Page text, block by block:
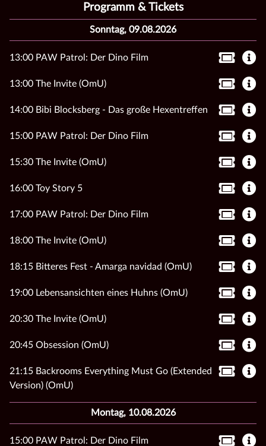
Programm & Tickets
Sonntag, 09.08.2026
13:00 PAW Patrol: Der Dino Film
13:00 The Invite (OmU)
14:00 Bibi Blocksberg - Das große Hexentreffen
15:00 PAW Patrol: Der Dino Film
15:30 The Invite (OmU)
16:00 Toy Story 5
17:00 PAW Patrol: Der Dino Film
18:00 The Invite (OmU)
18:15 Bitteres Fest - Amarga navidad (OmU)
19:00 Lebensansichten eines Huhns (OmU)
20:30 The Invite (OmU)
20:45 Obsession (OmU)
21:15 Backrooms Everything Must Go (Extended
Version) (OmU)
Montag, 10.08.2026
15:00 PAW Patrol: Der Dino Film